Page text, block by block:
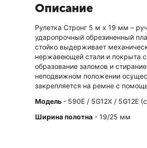
Описание
Рулетка Стронг 5 м х 19 мм –
ударопрочный обрезиненный
стойко выдерживает
нержавеющей стали и покрыта
образование заломов и
неподвижном положении
закрепляется на ремне с
Модель - 590Е / 5G12X / 5G12E
Ширина полотна - 19/25 мм